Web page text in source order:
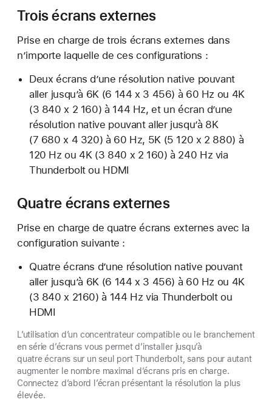
Trois écrans externes
Prise en charge de trois écrans externes dans
n’importe laquelle de ces configurations :
Deux écrans d’une résolution native pouvant
aller jusqu’à 6K (6 144 x 3 456) à 60 Hz ou 4K
(3 840 x 2 160) à 144 Hz, et un écran d’une
résolution native pouvant aller jusqu’à 8K
(7 680 x 4 320) à 60 Hz, 5K (5 120 x 2 880) à
120 Hz ou 4K (3 840 x 2 160) à 240 Hz via
Thunderbolt ou HDMI
Quatre écrans externes
Prise en charge de quatre écrans externes avec la
configuration suivante :
Quatre écrans d’une résolution native pouvant
aller jusqu’à 6K (6 144 x 3 456) à 60 Hz ou 4K
(3 840 x 2160) à 144 Hz via Thunderbolt ou
HDMI
L’utilisation d’un concentrateur compatible ou le branchement
en série d’écrans vous permet d’installer jusqu’à
quatre écrans sur un seul port Thunderbolt, sans pour autant
augmenter le nombre maximal d’écrans pris en charge.
Connectez d’abord l’écran présentant la résolution la plus
élevée.